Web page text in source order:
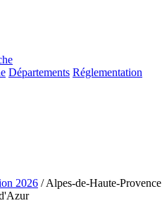
Départements Réglementation
2026 / Alpes-de-Haute-Provence